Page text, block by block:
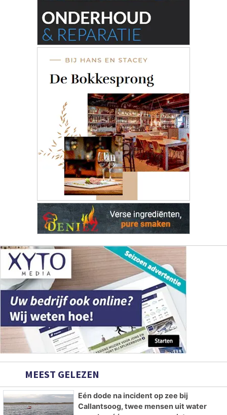
MEEST GELEZEN
Eén dode na incident op zee bij
Callantsoog, twee mensen uit water